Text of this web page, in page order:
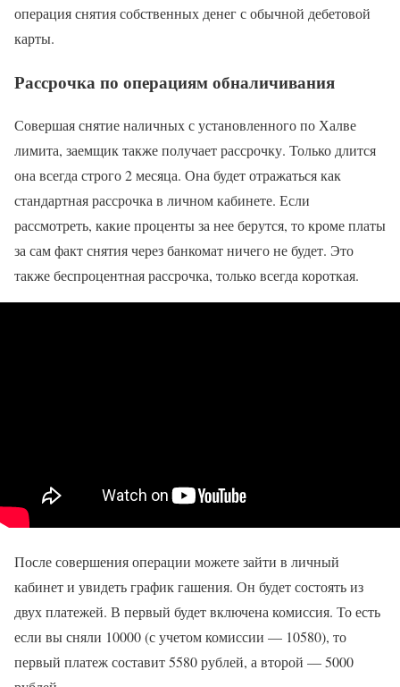
операция снятия собственных денег с обычной дебетовой
карты.
Рассрочка по операциям обналичивания
Совершая снятие наличных с установленного по Халве
лимита, заемщик также получает рассрочку. Только длится
она всегда строго 2 месяца. Она будет отражаться как
стандартная рассрочка в личном кабинете. Если
рассмотреть, какие проценты за нее берутся, то кроме платы
за сам факт снятия через банкомат ничего не будет. Это
также беспроцентная рассрочка, только всегда короткая.
После совершения операции можете зайти в личный
кабинет и увидеть график гашения. Он будет состоять из
двух платежей. В первый будет включена комиссия. То есть
если вы сняли 10000 (с учетом комиссии — 10580), то
первый платеж составит 5580 рублей, а второй — 5000